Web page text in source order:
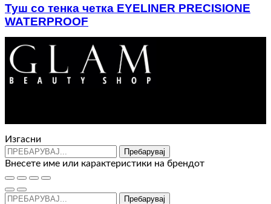
Туш со тенка четка EYELINER PRECISIONE
WATERPROOF
490ден
Изгасни
Пребарувај
Внесете име или карактеристики на брендот
Пребарувај